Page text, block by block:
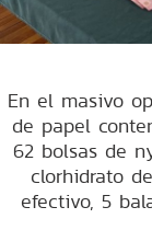
En el masivo
de papel
62 bolsas de
clorhidrato
efectivo, 5